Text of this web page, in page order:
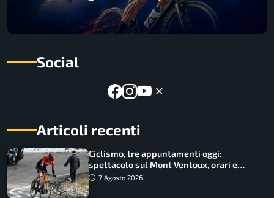
Social
Articoli recenti
Ciclismo, tre appuntamenti oggi:
spettacolo sul Mont Ventoux, orari e
come vederli
7 Agosto 2026